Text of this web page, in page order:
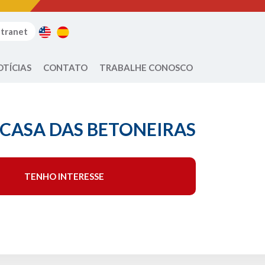
CONTATO TRABALHE CONOSCO
DAS BETONEIRAS
TENHO INTERESSE